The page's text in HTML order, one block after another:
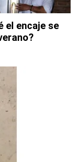
el encaje se